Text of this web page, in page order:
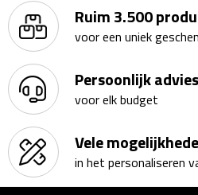
Fiets telefoonhouders
Fietspompen
Fietssloten
Fietsverlichting
Fiets reparatiesets
Ruim 3.500
voor een uniek
Persoonlijk
voor elk budget
Vele
in het personaliseren